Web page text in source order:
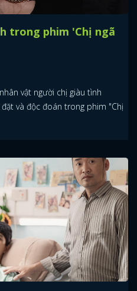
trong phim 'Chị ngã
vật người chị giàu tình
và độc đoán trong phim "Chị